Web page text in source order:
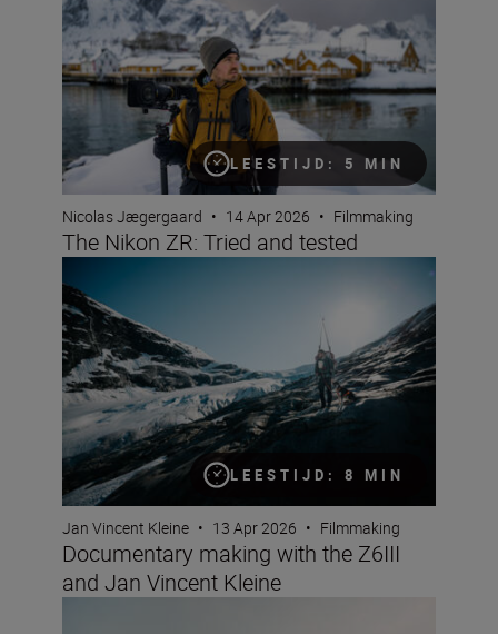
LEESTIJD: 5 MIN
Nicolas Jægergaard • 14 Apr 2026 • Filmmaking
The Nikon ZR: Tried and tested
LEESTIJD: 8 MIN
Documentary making with the Z6III and Jan Vincent
Jan Vincent Kleine • 13 Apr 2026 • Filmmaking
Documentary making with the Z6III
and Jan Vincent Kleine